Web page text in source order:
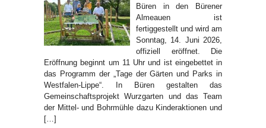
Büren in den Bürener
Almeauen ist
fertiggestellt und wird am
Sonntag, 14. Juni 2026,
offiziell eröffnet. Die
Eröffnung beginnt um 11 Uhr und ist eingebettet in
das Programm der „Tage der Gärten und Parks in
Westfalen-Lippe“. In Büren gestalten das
Gemeinschaftsprojekt Wurzgarten und das Team
der Mittel- und Bohrmühle dazu Kinderaktionen und
[…]